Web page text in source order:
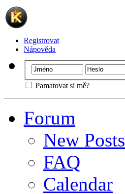
Registrovat
Nápověda
Pamatovat si mě?
Forum
New Posts
FAQ
Calendar